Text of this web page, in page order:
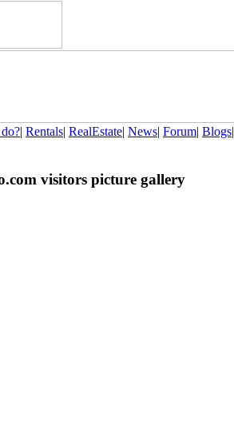
| Rentals| RealEstate| News| Forum| Blogs|
visitors picture gallery